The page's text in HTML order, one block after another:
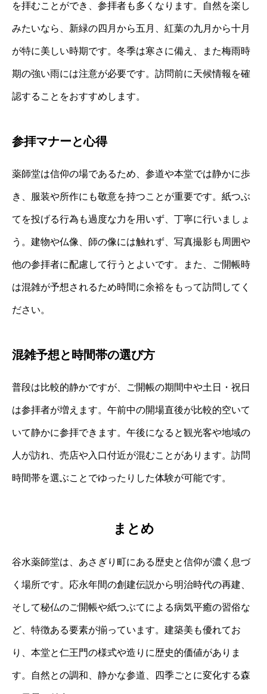
を拝むことができ、参拝者も多くなります。自然を楽し
みたいなら、新緑の四月から五月、紅葉の九月から十月
が特に美しい時期です。冬季は寒さに備え、また梅雨時
期の強い雨には注意が必要です。訪問前に天候情報を確
認することをおすすめします。
参拝マナーと心得
薬師堂は信仰の場であるため、参道や本堂では静かに歩
き、服装や所作にも敬意を持つことが重要です。紙つぶ
てを投げる行為も過度な力を用いず、丁寧に行いましょ
う。建物や仏像、師の像には触れず、写真撮影も周囲や
他の参拝者に配慮して行うとよいです。また、ご開帳時
は混雑が予想されるため時間に余裕をもって訪問してく
ださい。
混雑予想と時間帯の選び方
普段は比較的静かですが、ご開帳の期間中や土日・祝日
は参拝者が増えます。午前中の開場直後が比較的空いて
いて静かに参拝できます。午後になると観光客や地域の
人が訪れ、売店や入口付近が混むことがあります。訪問
時間帯を選ぶことでゆったりした体験が可能です。
まとめ
谷水薬師堂は、あさぎり町にある歴史と信仰が濃く息づ
く場所です。応永年間の創建伝説から明治時代の再建、
そして秘仏のご開帳や紙つぶてによる病気平癒の習俗な
ど、特徴ある要素が揃っています。建築美も優れてお
り、本堂と仁王門の様式や造りに歴史的価値がありま
す。自然との調和、静かな参道、四季ごとに変化する森